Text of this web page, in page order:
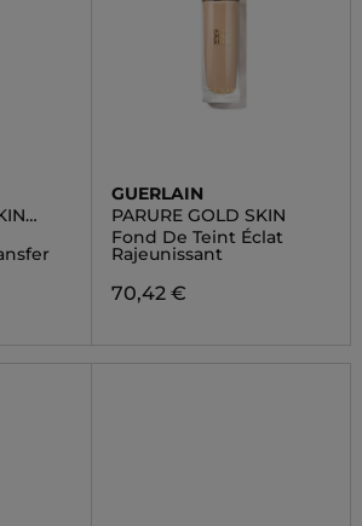
GUERLAIN
PARURE GOLD SKIN
Fond De Teint Éclat
Rajeunissant
70,42 €